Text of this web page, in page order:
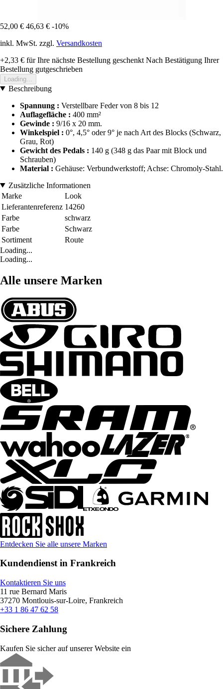
52,00 € 46,63 € -10%
inkl. MwSt. zzgl. Versandkosten
+2,33 € für Ihre nächste Bestellung geschenkt Nach Bestätigung Ihrer
Bestellung gutgeschrieben
Loading...
Beschreibung
Spannung : Verstellbare Feder von 8 bis 12
Auflagefläche : 400 mm²
Gewinde : 9/16 x 20 mm.
Winkelspiel : 0°, 4,5° oder 9° je nach Art des Blocks (Schwarz,
Grau, Rot)
Gewicht des Pedals : 140 g (348 g das Paar mit Block und
Schrauben)
Material : Gehäuse: Verbundwerkstoff; Achse: Chromoly-Stahl.
Zusätzliche Informationen
Marke
Look
Lieferantenreferenz 14260
Farbe
schwarz
Farbe
Schwarz
Sortiment
Route
Loading...
Loading...
Alle unsere Marken
Entdecken Sie alle unsere Marken
Kundendienst in Frankreich
Kontaktieren Sie uns
11 rue Bernard Maris
37270 Montlouis-sur-Loire, Frankreich
+33 1 86 47 62 58
Sichere Zahlung
Kaufen Sie sicher auf unserer Website ein